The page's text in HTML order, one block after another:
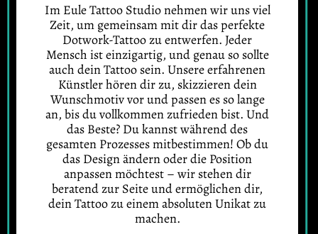
Im Eule Tattoo Studio nehmen wir uns viel
Zeit, um gemeinsam mit dir das perfekte
Dotwork-Tattoo zu entwerfen. Jeder
Mensch ist einzigartig, und genau so sollte
auch dein Tattoo sein. Unsere erfahrenen
Künstler hören dir zu, skizzieren dein
Wunschmotiv vor und passen es so lange
an, bis du vollkommen zufrieden bist. Und
das Beste? Du kannst während des
gesamten Prozesses mitbestimmen! Ob du
das Design ändern oder die Position
anpassen möchtest – wir stehen dir
beratend zur Seite und ermöglichen dir,
dein Tattoo zu einem absoluten Unikat zu
machen.